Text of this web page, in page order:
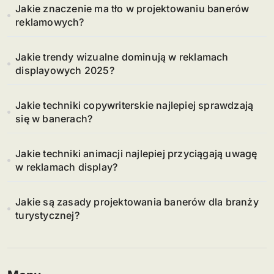
Jakie znaczenie ma tło w projektowaniu banerów
reklamowych?
Jakie trendy wizualne dominują w reklamach
displayowych 2025?
Jakie techniki copywriterskie najlepiej sprawdzają
się w banerach?
Jakie techniki animacji najlepiej przyciągają uwagę
w reklamach display?
Jakie są zasady projektowania banerów dla branży
turystycznej?